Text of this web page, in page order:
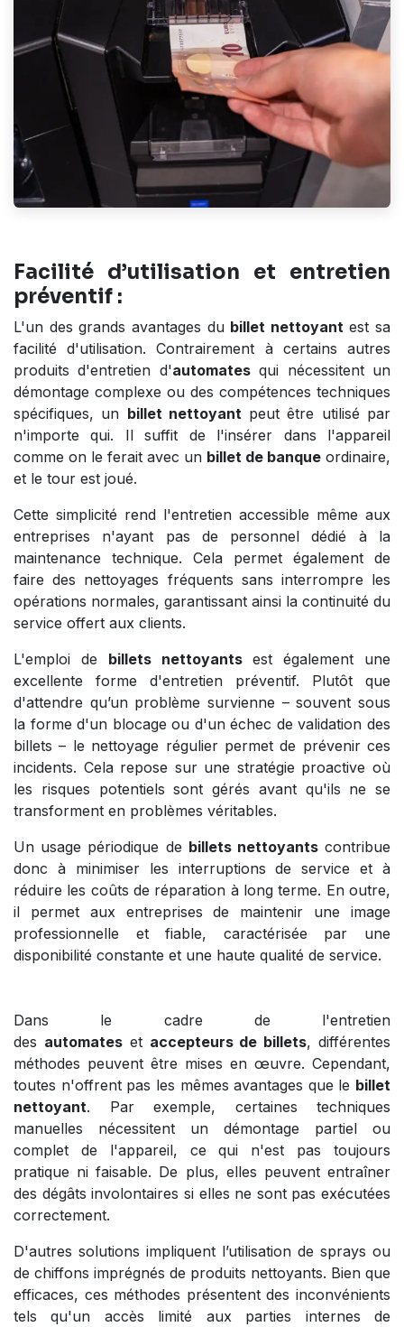
Facilité d’utilisation et entretien
préventif :
L'un des grands avantages du billet nettoyantest sa
facilité d'utilisation. Contrairement à certains autres
produits d'entretien d'automatesqui nécessitent un
démontage complexe ou des compétences techniques
spécifiques, un billet nettoyantpeut être utilisé par
n'importe qui. Il suffit de l'insérer dans l'appareil
comme on le ferait avec un billet de banque ordinaire,
et le tour est joué.
Cette simplicité rend l'entretien accessible même aux
entreprises n'ayant pas de personnel dédié à la
maintenance technique. Cela permet également de
faire des nettoyages fréquents sans interrompre les
opérations normales, garantissant ainsi la continuité du
service offert aux clients.
L'emploi de billets nettoyantsest également une
excellente forme d'entretien préventif. Plutôt que
d'attendre qu’un problème survienne – souvent sous
la forme d'un blocage ou d'un échec de validation des
billets – le nettoyage régulier permet de prévenir ces
incidents. Cela repose sur une stratégie proactive où
les risques potentiels sont gérés avant qu'ils ne se
transforment en problèmes véritables.
Un usage périodique de billets nettoyantscontribue
donc à minimiser les interruptions de service et à
réduire les coûts de réparation à long terme. En outre,
il permet aux entreprises de maintenir une image
professionnelle et fiable, caractérisée par une
disponibilité constante et une haute qualité de service.
Dans le cadre de l'entretien
des automateset accepteurs de billets, différentes
méthodes peuvent être mises en œuvre. Cependant,
toutes n'offrent pas les mêmes avantages que le billet
nettoyant. Par exemple, certaines techniques
manuelles nécessitent un démontage partiel ou
complet de l'appareil, ce qui n'est pas toujours
pratique ni faisable. De plus, elles peuvent entraîner
des dégâts involontaires si elles ne sont pas exécutées
correctement.
D'autres solutions impliquent l’utilisation de sprays ou
de chiffons imprégnés de produits nettoyants. Bien que
efficaces, ces méthodes présentent des inconvénients
tels qu'un accès limité aux parties internes de